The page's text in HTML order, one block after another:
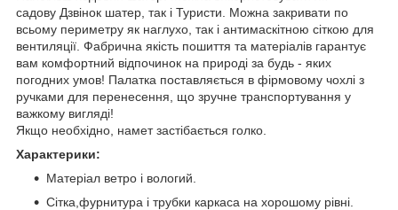
садову Дзвінок шатер, так і Туристи. Можна закривати по
всьому периметру як наглухо, так і антимаскітною сіткою для
вентиляції. Фабрична якість пошиття та матеріалів гарантує
вам комфортний відпочинок на природі за будь - яких
погодних умов! Палатка поставляється в фірмовому чохлі з
ручками для перенесення, що зручне транспортування у
важкому вигляді!
Якщо необхідно, намет застібається голко.
Характерики:
Матеріал ветро і вологий.
Сітка,фурнитура і трубки каркаса на хорошому рівні.